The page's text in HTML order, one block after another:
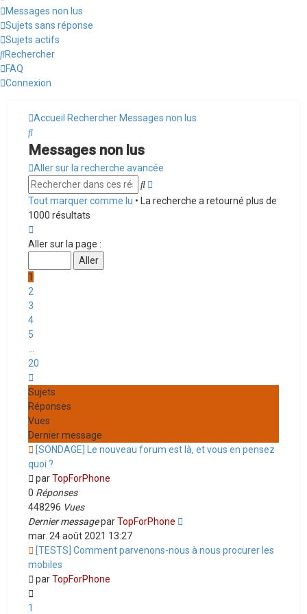
Messages non lus
Sujets sans réponse
Sujets actifs
Rechercher
FAQ
Connexion
Accueil Rechercher Messages non lus
Rechercher
Messages non lus
Aller sur la recherche avancée
Rechercher
avancée
Tout marquer comme lu • La recherche a retourné plus de
1000 résultats
1
20
Aller sur la page :
1
2
3
4
5
20
Sujets
Réponses
Vues
Dernier message
[SONDAGE] Le nouveau forum est là, et vous en pensez
quoi ?
parTopForPhone
0 Réponses
448296 Vues
Dernier messageparTopForPhone
mar. 24 août 2021 13:27
[TESTS] Comment parvenons-nous à nous procurer les
mobiles
parTopForPhone
1